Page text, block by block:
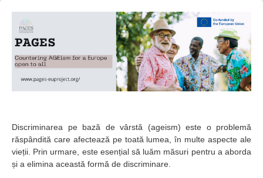
Discriminarea pe bază de vârstă (ageism) este o problemă
răspândită care afectează pe toată lumea, în multe aspecte ale
vieții. Prin urmare, este esențial să luăm măsuri pentru a aborda
și a elimina această formă de discriminare.